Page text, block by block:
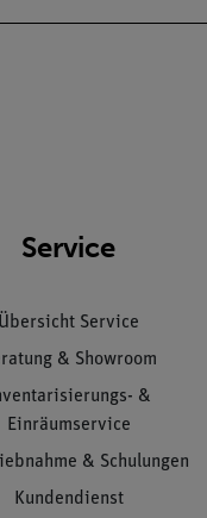
Service
Übersicht Service
& Showroom
&
Einräumservice
& Schulungen
Kundendienst